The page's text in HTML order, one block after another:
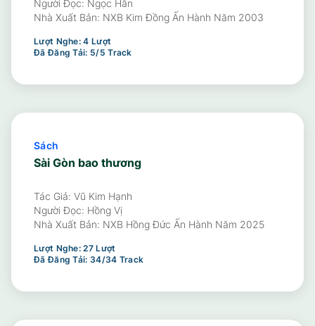
Người Đọc: Ngọc Hân
Nhà Xuất Bản: NXB Kim Đồng Ấn Hành Năm 2003
Lượt Nghe:4 Lượt
Đã Đăng Tải: 5/5 Track
Sách
Sài Gòn bao thương
Tác Giả: Vũ Kim Hạnh
Người Đọc: Hồng Vị
Nhà Xuất Bản: NXB Hồng Đức Ấn Hành Năm 2025
Lượt Nghe:27 Lượt
Đã Đăng Tải:34/34 Track